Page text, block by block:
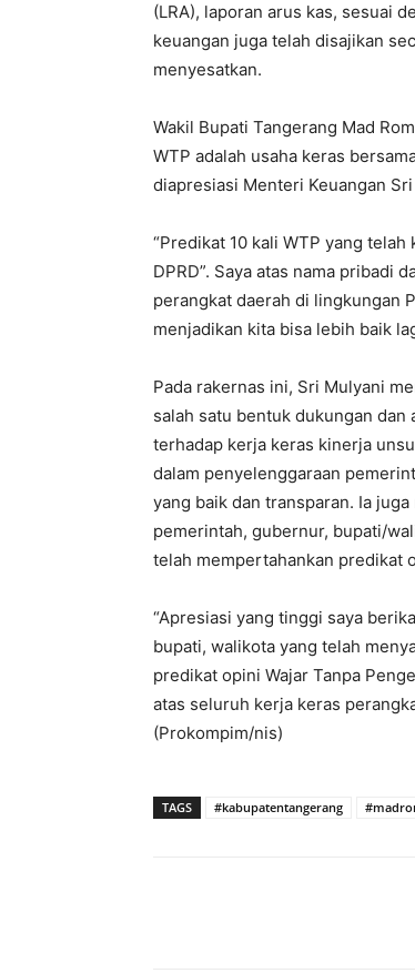
(LRA), laporan arus kas, sesuai
keuangan juga telah disajikan
menyesatkan.
Wakil Bupati Tangerang Mad
WTP adalah usaha keras
diapresiasi Menteri Keuangan
“Predikat 10 kali WTP yang
DPRD”. Saya atas nama pribadi
perangkat daerah di lingkungan
menjadikan kita bisa lebih baik
Pada rakernas ini, Sri Mulyani
salah satu bentuk dukungan
terhadap kerja keras kinerja
dalam penyelenggaraan
yang baik dan transparan. Ia
pemerintah, gubernur, bupati/
telah mempertahankan predikat
“Apresiasi yang tinggi saya
bupati, walikota yang telah
predikat opini Wajar Tanpa
atas seluruh kerja keras
(Prokompim/nis)
TAGS #kabupatentangerang